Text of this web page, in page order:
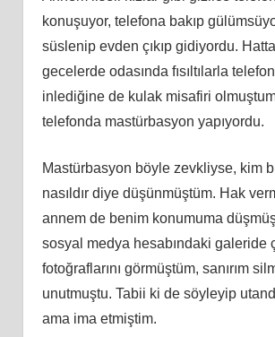
konuşuyor, telefona bakıp
süslenip evden çıkıp gidiyordu.
gecelerde odasında fısıltılarla
inlediğine de kulak misafiri
telefonda mastürbasyon yapıyordu.
Mastürbasyon böyle zevkliyse, kim
nasıldır diye düşünmüştüm. Hak
annem de benim konumuma
sosyal medya hesabındaki galeride
fotoğraflarını görmüştüm, sanırım
unutmuştu. Tabii ki de söyleyip
ama ima etmiştim.